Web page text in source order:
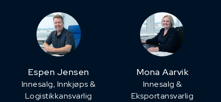
Espen Jensen
Innesalg, ​Innkjøps &
Logistikkansvarlig
Mona Aarvik
Innesalg &
Eksportansvarlig